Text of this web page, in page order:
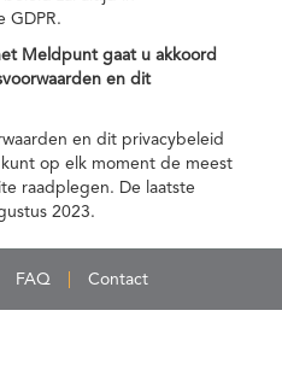
GDPR.
Meldpunt gaat u akkoord
en dit
en dit privacybeleid
op elk moment de meest
raadplegen. De laatste
2023.
FAQ Contact